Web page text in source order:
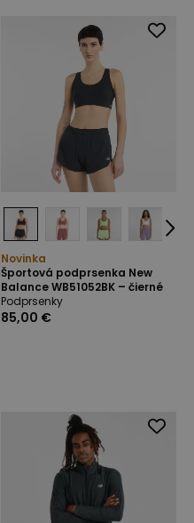
Novinka
Športová podprsenka New
Balance WB51052BK – čierné
Podprsenky
85,00 €